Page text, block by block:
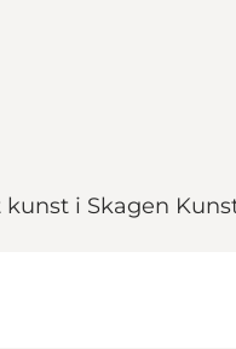
i Skagen